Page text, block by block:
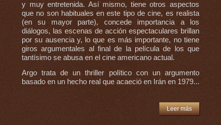
y muy entretenida. Así mismo, tiene otros aspectos
que no son habituales en este tipo de cine, es realista
(en su mayor parte), concede importancia a los
diálogos, las escenas de acción espectaculares brillan
por su ausencia y, lo que es más importante, no tiene
giros argumentales al final de la película de los que
tantísimo se abusa en el cine americano actual.
Argo trata de un thriller político con un argumento
basado en un hecho real que acaeció en Irán en 1979...
Leer más